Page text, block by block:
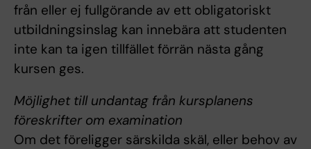
från eller ej fullgörande av ett obligatoriskt
utbildningsinslag kan innebära att studenten
inte kan ta igen tillfället förrän nästa gång
kursen ges.
Möjlighet till undantag från kursplanens
föreskrifter om examination
Om det föreligger särskilda skäl, eller behov av